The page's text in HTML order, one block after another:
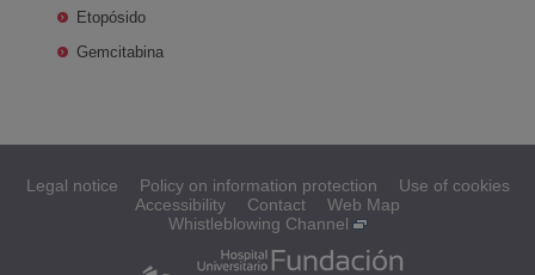
Etopósido
Gemcitabina
Legal notice Policy on information protection
Use of cookies
Accessibility
Contact
Web Map
Whistleblowing Channel